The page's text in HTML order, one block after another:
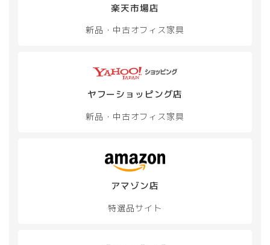
楽天市場店
新品・中古オフィス家具
ヤフーショッピング店
新品・中古オフィス家具
アマゾン店
特選品サイト